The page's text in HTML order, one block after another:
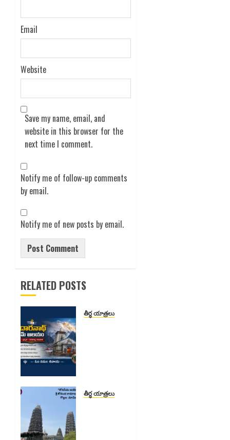
Email
Website
Save my name, email, and
website in this browser for the
next time I comment.
Notify me of follow-up comments
by email.
Notify me of new posts by email.
RELATED POSTS
తీర్ధ యాత్రలు
అనుభూతి
తీర్ధ యాత్రలు